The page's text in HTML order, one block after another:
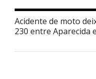
Acidente de moto
230 entre Aparecida